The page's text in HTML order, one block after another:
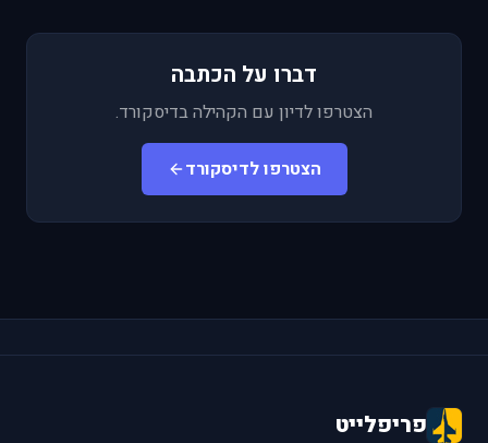
דברו על הכתבה
הצטרפו לדיון עם הקהילה בדיסקורד.
הצטרפו לדיסקורד
פריפלייט